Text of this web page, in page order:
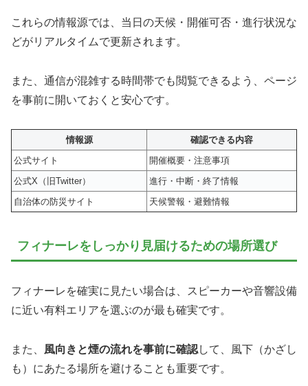
これらの情報源では、当日の天候・開催可否・進行状況な
どがリアルタイムで更新されます。
また、通信が混雑する時間帯でも閲覧できるよう、ページ
を事前に開いておくと安心です。
情報源
確認できる内容
公式サイト
開催概要・注意事項
公式X（旧Twitter）
進行・中断・終了情報
自治体の防災サイト
天候警報・避難情報
フィナーレをしっかり見届けるための場所選び
フィナーレを確実に見たい場合は、スピーカーや音響設備
に近い有料エリアを選ぶのが最も確実です。
また、 風向きと煙の流れを事前に確認して、風下（かざし
も）にあたる場所を避けることも重要です。